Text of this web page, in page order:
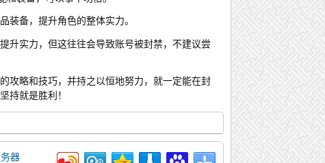
装备，提升角色的整体实力。
升实力，但这往往会导致账号被封禁，不建议尝
攻略和技巧，并持之以恒地努力，就一定能在封
持就是胜利！
器